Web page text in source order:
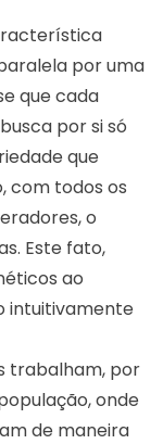
por uma
que cada
por si só
que
com todos os
o
Este fato,
ao
intuitivamente
trabalham, por
onde
de maneira